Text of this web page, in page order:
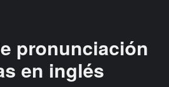
pronunciación
en inglés